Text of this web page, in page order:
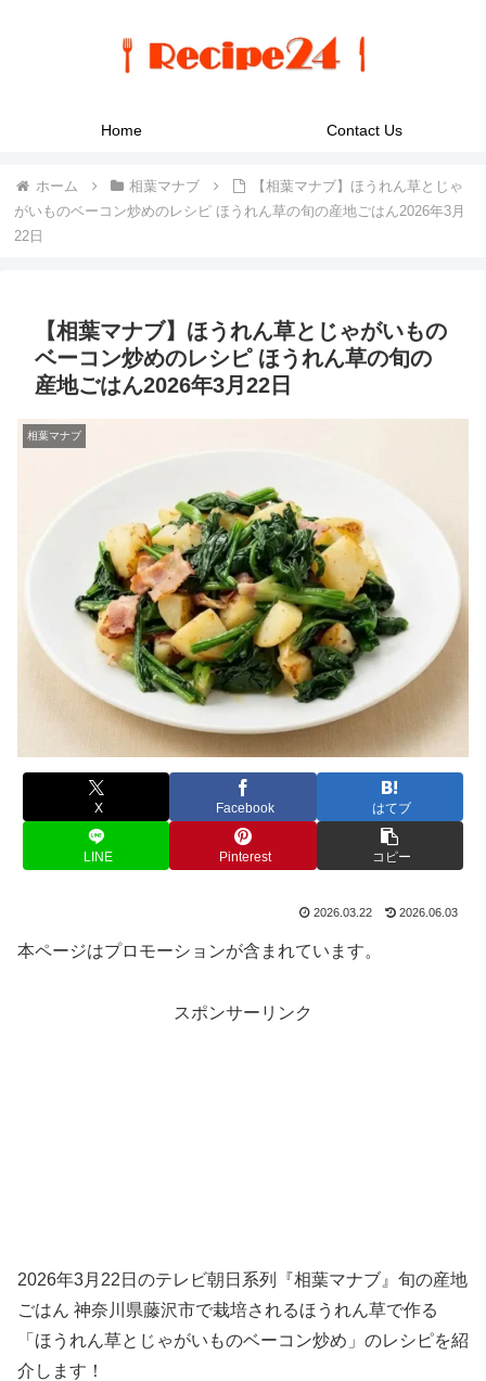
Home Contact Us
ホーム 相葉マナブ
【相葉マナブ】ほうれん草とじゃ
がいものベーコン炒めのレシピ ほうれん草の旬の産地ごはん2026年3月
22日
【相葉マナブ】ほうれん草とじゃがいもの
ベーコン炒めのレシピ ほうれん草の旬の
産地ごはん2026年3月22日
相葉マナブ
X Facebook はてブ
LINE Pinterest コピー
2026.03.22 2026.06.03
本ページはプロモーションが含まれています。
スポンサーリンク
2026年3月22日のテレビ朝日系列『相葉マナブ』旬の産地
ごはん 神奈川県藤沢市で栽培されるほうれん草で作る
「ほうれん草とじゃがいものベーコン炒め」のレシピを紹
介します！